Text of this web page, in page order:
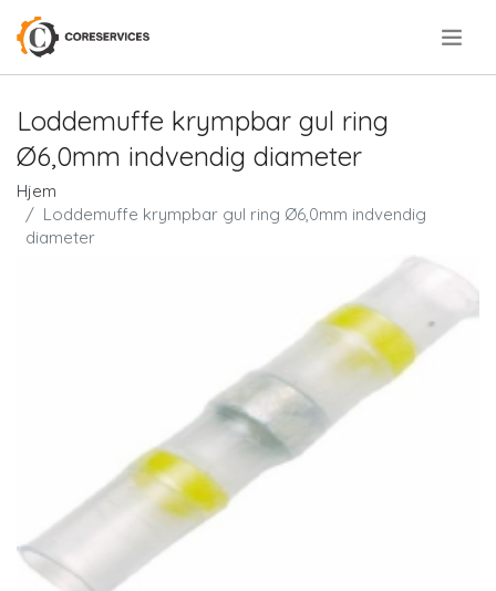
Loddemuffe krympbar gul ring
Ø6,0mm indvendig diameter
Hjem
Loddemuffe krympbar gul ring Ø6,0mm indvendig
diameter